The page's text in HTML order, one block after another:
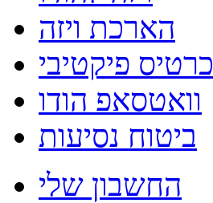
הארכת ויזה
כרטיס פיקטיבי
וואטסאפ הודו
ביטוח נסיעות
החשבון שלי